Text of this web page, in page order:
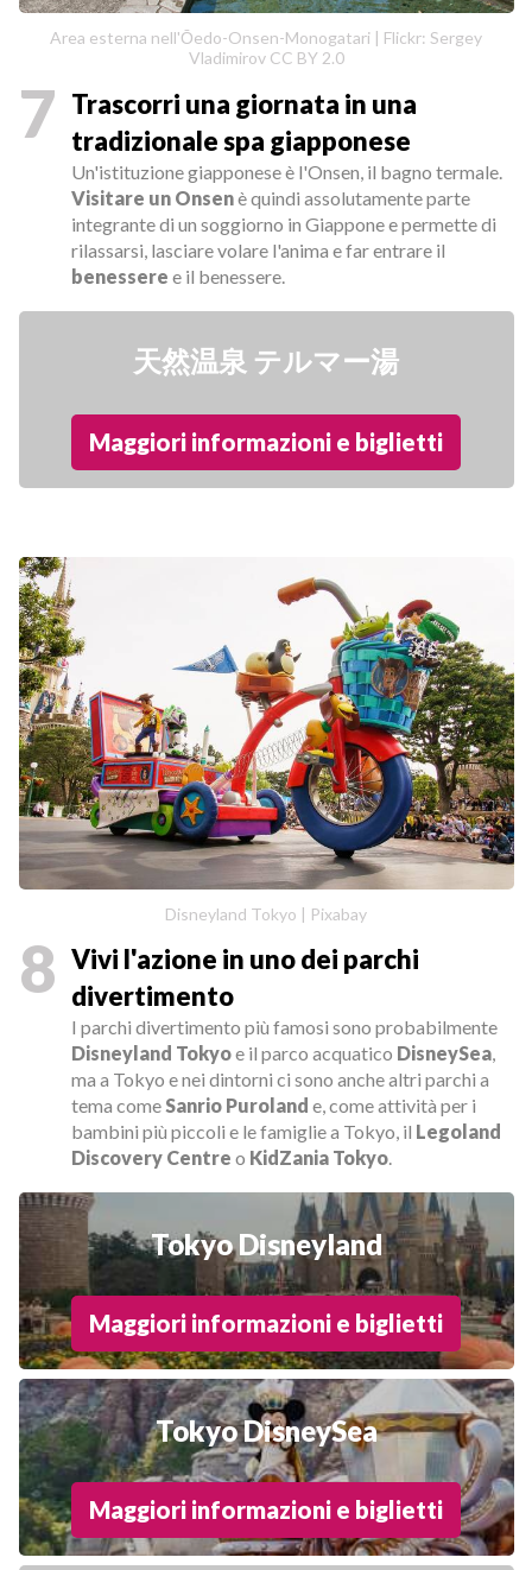
Area esterna nell'Ōedo-Onsen-Monogatari | Flickr: Sergey
Vladimirov CC BY 2.0
7 Trascorri una giornata in una
tradizionale spa giapponese
Un'istituzione giapponese è l'Onsen, il bagno termale.
Visitare un Onsenè quindi assolutamente parte
integrante di un soggiorno in Giappone e permette di
rilassarsi, lasciare volare l'anima e far entrare il
benessere e il benessere.
天然温泉 テルマー湯
Maggiori informazioni e biglietti
Disneyland Tokyo | Pixabay
8 Vivi l'azione in uno dei parchi
divertimento
I parchi divertimento più famosi sono probabilmente
Disneyland Tokyoe il parco acquatico DisneySea,
ma a Tokyo e nei dintorni ci sono anche altri parchi a
tema comeSanrio Puroland e, come attività per i
bambini più piccoli e le famiglie a Tokyo, il Legoland
Discovery Centre o KidZania Tokyo.
Tokyo Disneyland
Maggiori informazioni e biglietti
Tokyo DisneySea
Maggiori informazioni e biglietti